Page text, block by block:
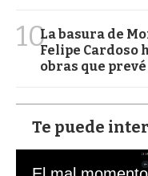
10La basura de
Felipe Cardoso
obras que
Te puede